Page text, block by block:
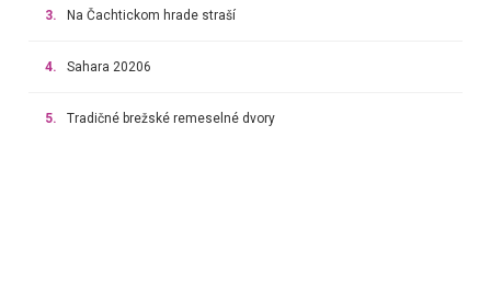
3. Na Čachtickom hrade straší
4. Sahara 20206
5. Tradičné brežské remeselné dvory